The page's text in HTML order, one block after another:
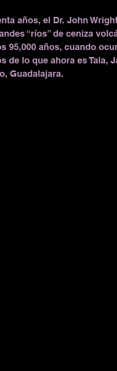
años, el Dr. John
“ríos” de ceniza
95,000 años, cuando
de lo que ahora es Tala,
Guadalajara.